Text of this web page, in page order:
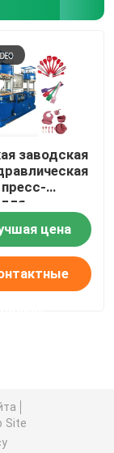
заводская
из
резины
цена
Site